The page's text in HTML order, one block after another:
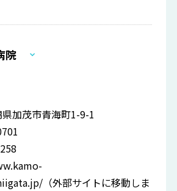
院
加茂市青海町1-9-1
（外部サイトに移動しま